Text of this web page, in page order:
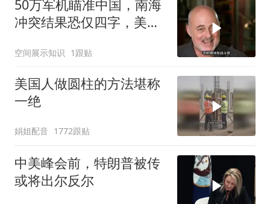
50万军机瞄准中国，南海
冲突结果恐仅四字，美防
空间展示知识 1跟贴
美国人做圆柱的方法堪称
一绝
娟姐配音 1772跟贴
中美峰会前，特朗普被传
或将出尔反尔